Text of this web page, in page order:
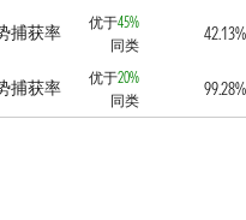
捕获率 优于45%
同类
42.13%
捕获率 优于20%
同类
99.28%